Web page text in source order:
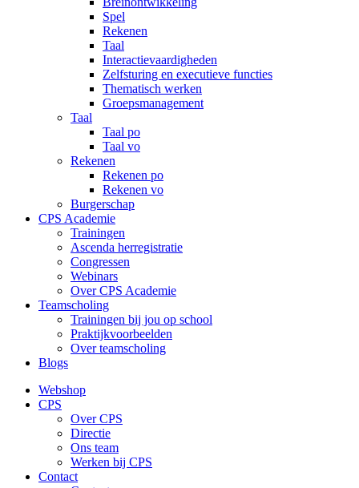
Spel
Rekenen
Taal
Interactievaardigheden
Zelfsturing en executieve functies
Thematisch werken
Groepsmanagement
Taal
Taal po
Taal vo
Rekenen
Rekenen po
Rekenen vo
Burgerschap
CPS Academie
Trainingen
Ascenda herregistratie
Congressen
Webinars
Over CPS Academie
Teamscholing
Trainingen bij jou op school
Praktijkvoorbeelden
Over teamscholing
Blogs
Webshop
CPS
Over CPS
Directie
Ons team
Werken bij CPS
Contact